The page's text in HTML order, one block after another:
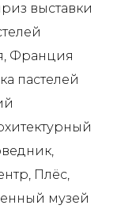
выставки
Франция
пастелей
Плёс,
музей